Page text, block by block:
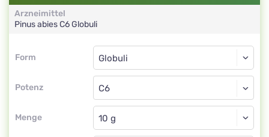
Arzneimittel
Pinus abiesC6Globuli
Form
Form
Potenz
Globuli
C6
Menge
Globuli